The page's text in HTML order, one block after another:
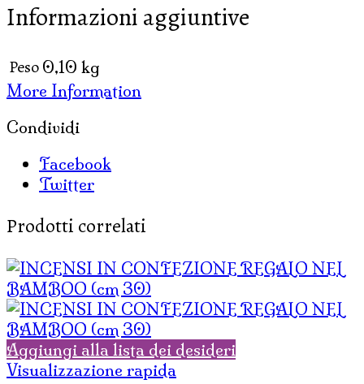
Informazioni aggiuntive
Peso 0,10 kg
More Information
Condividi
Facebook
Twitter
Prodotti correlati
Aggiungi alla lista dei desideri
Visualizzazione rapida